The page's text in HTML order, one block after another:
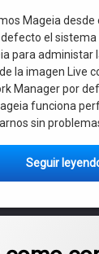
Mint,
Mageia desde
el sistema
para administar
la imagen Live
Manager por
funciona
sin
Seguir